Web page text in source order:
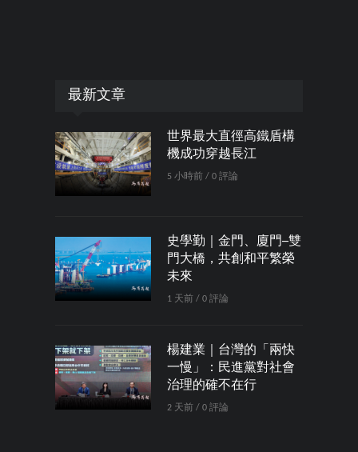
最新文章
世界最大直徑高鐵盾構
機成功穿越長江
5 小時前 / 0 評論
史學勤｜金門、廈門─雙
門大橋，共創和平繁榮
未來
1 天前 / 0 評論
楊建業｜台灣的「兩快
一慢」：民進黨對社會
治理的確不在行
2 天前 / 0 評論